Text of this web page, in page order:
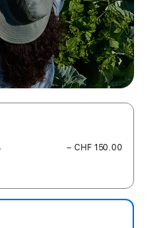
− CHF 150.00